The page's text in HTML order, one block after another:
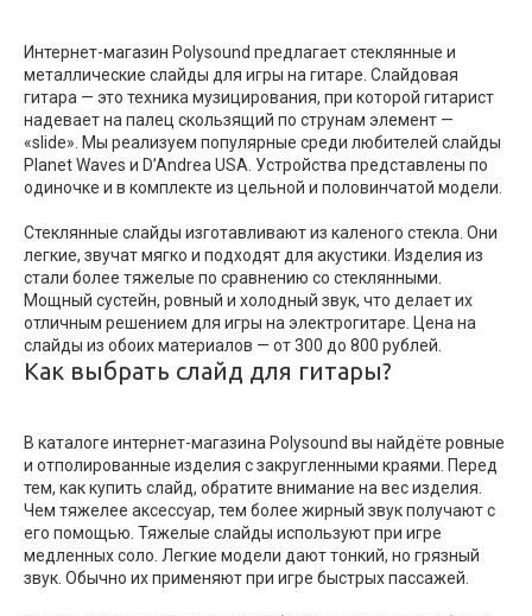
Интернет-магазин Polysound предлагает стеклянные и
металлические слайды для игры на гитаре. Слайдовая
гитара — это техника музицирования, при которой гитарист
надевает на палец скользящий по струнам элемент —
«slide». Мы реализуем популярные среди любителей слайды
Planet Waves и D’Andrea USA. Устройства представлены по
одиночке и в комплекте из цельной и половинчатой модели.
Стеклянные слайды изготавливают из каленого стекла. Они
легкие, звучат мягко и подходят для акустики. Изделия из
стали более тяжелые по сравнению со стеклянными.
Мощный сустейн, ровный и холодный звук, что делает их
отличным решением для игры на электрогитаре. Цена на
слайды из обоих материалов — от 300 до 800 рублей.
Как выбрать слайд для гитары?
В каталоге интернет-магазина Polysound вы найдёте ровные
и отполированные изделия с закругленными краями. Перед
тем, как купить слайд, обратите внимание на вес изделия.
Чем тяжелее аксессуар, тем более жирный звук получают с
его помощью. Тяжелые слайды используют при игре
медленных соло. Легкие модели дают тонкий, но грязный
звук. Обычно их применяют при игре быстрых пассажей.